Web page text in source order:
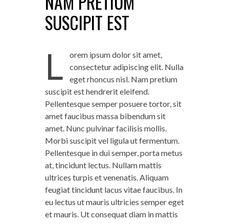
SUSCIPIT EST
L
orem ipsum dolor sit amet,
consectetur adipiscing elit. Nulla
eget rhoncus nisl. Nam pretium
suscipit est hendrerit eleifend.
Pellentesque semper posuere tortor, sit
amet faucibus massa bibendum sit
amet. Nunc pulvinar facilisis mollis.
Morbi suscipit vel ligula ut fermentum.
Pellentesque in dui semper, porta metus
at, tincidunt lectus. Nullam mattis
ultrices turpis et venenatis. Aliquam
feugiat tincidunt lacus vitae faucibus. In
eu lectus ut mauris ultricies semper eget
et mauris. Ut consequat diam in mattis